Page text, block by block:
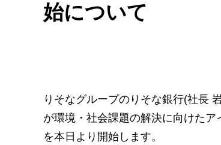
始について
りそなグループのりそな銀行(社長
が環境・社会課題の解決に向けた
を本日より開始します。